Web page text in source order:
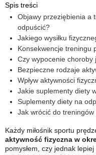
Spis treści
Objawy przeziębienia a
odpuścić?
Jakiego wysiłku
Konsekwencje treningu
Czy wypocenie choroby
Bezpieczne rodzaje
Wpływ aktywności
Jakie suplementy diety
Suplementy diety na
Jak wrócić do
Każdy miłośnik sportu
aktywność fizyczna w
pomysłem, czy jednak